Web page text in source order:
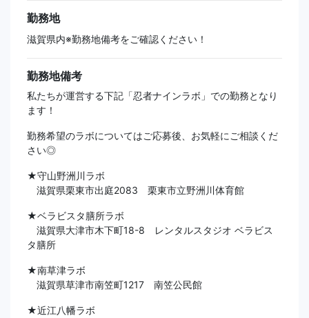
勤務地
滋賀県内※勤務地備考をご確認ください！
勤務地備考
私たちが運営する下記「忍者ナインラボ」での勤務となり
ます！
勤務希望のラボについてはご応募後、お気軽にご相談くだ
さい◎
★守⼭野洲川ラボ
滋賀県栗東市出庭2083 栗東市⽴野洲川体育館
★ベラビスタ膳所ラボ
滋賀県⼤津市⽊下町18-8 レンタルスタジオ ベラビス
タ膳所
★南草津ラボ
滋賀県草津市南笠町1217 南笠公⺠館
★近江⼋幡ラボ